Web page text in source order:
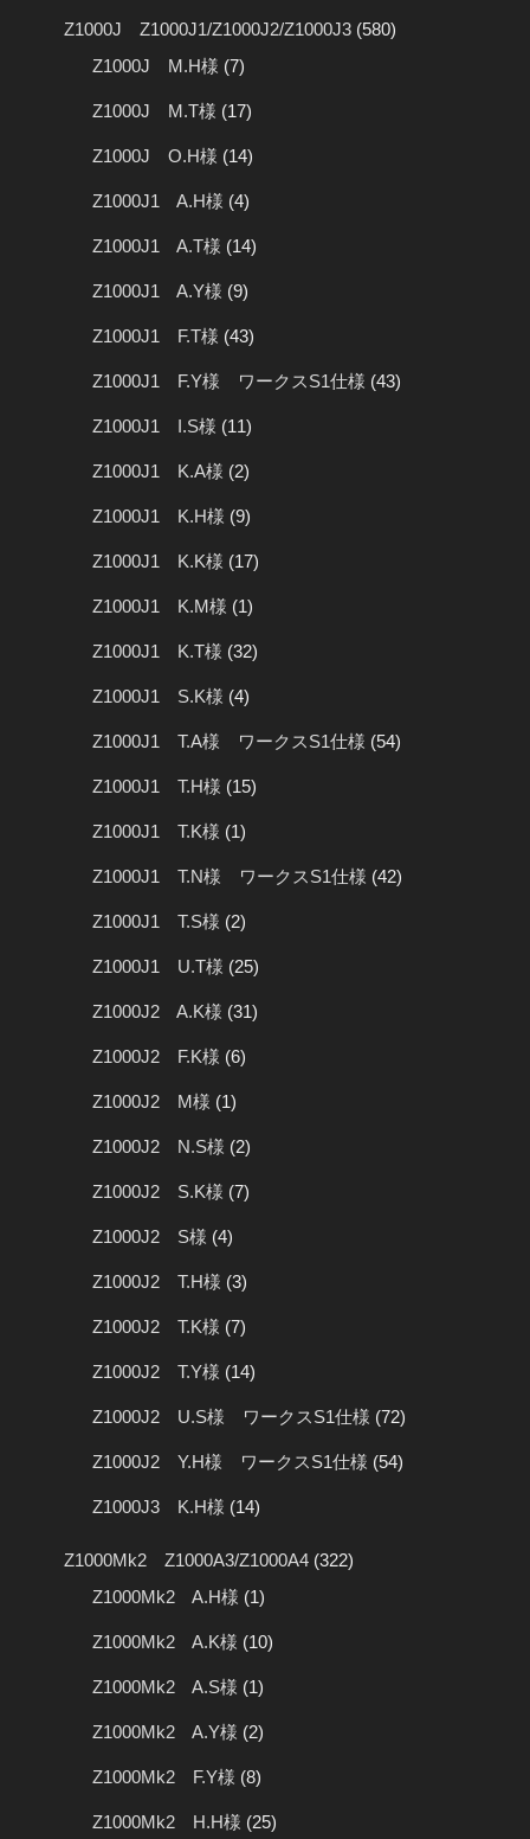
Z1000J Z1000J1/Z1000J2/Z1000J3 (580)
Z1000J M.H様 (7)
Z1000J M.T様 (17)
Z1000J O.H様 (14)
Z1000J1 A.H様 (4)
Z1000J1 A.T様 (14)
Z1000J1 A.Y様 (9)
Z1000J1 F.T様 (43)
Z1000J1 F.Y様 ワークスS1仕様 (43)
Z1000J1 I.S様 (11)
Z1000J1 K.A様 (2)
Z1000J1 K.H様 (9)
Z1000J1 K.K様 (17)
Z1000J1 K.M様 (1)
Z1000J1 K.T様 (32)
Z1000J1 S.K様 (4)
Z1000J1 T.A様 ワークスS1仕様 (54)
Z1000J1 T.H様 (15)
Z1000J1 T.K様 (1)
Z1000J1 T.N様 ワークスS1仕様 (42)
Z1000J1 T.S様 (2)
Z1000J1 U.T様 (25)
Z1000J2 A.K様 (31)
Z1000J2 F.K様 (6)
Z1000J2 M様 (1)
Z1000J2 N.S様 (2)
Z1000J2 S.K様 (7)
Z1000J2 S様 (4)
Z1000J2 T.H様 (3)
Z1000J2 T.K様 (7)
Z1000J2 T.Y様 (14)
Z1000J2 U.S様 ワークスS1仕様 (72)
Z1000J2 Y.H様 ワークスS1仕様 (54)
Z1000J3 K.H様 (14)
Z1000Mk2 Z1000A3/Z1000A4 (322)
Z1000Mk2 A.H様 (1)
Z1000Mk2 A.K様 (10)
Z1000Mk2 A.S様 (1)
Z1000Mk2 A.Y様 (2)
Z1000Mk2 F.Y様 (8)
Z1000Mk2 H.H様 (25)